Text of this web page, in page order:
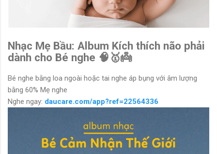
Nhạc Mẹ Bầu: Album Kích thích não phải
dành cho Bé nghe 🧠🥇👼
Bé nghe bằng loa ngoài hoặc tai nghe áp bụng với âm lượng
bằng 60% Mẹ nghe
Nghe ngay: daucare.com/app?ref=22564336